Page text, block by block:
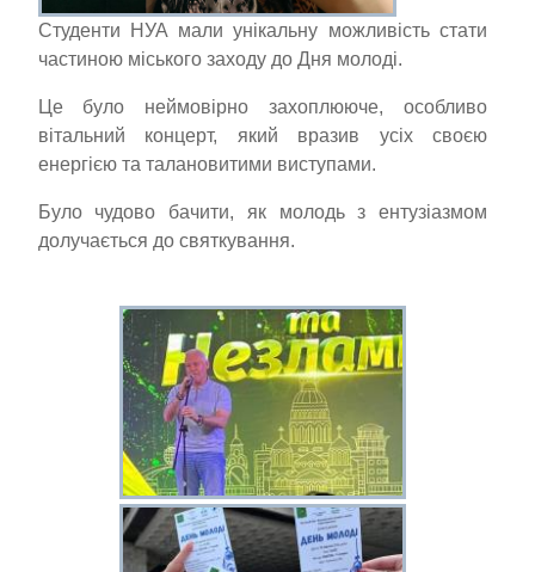
Студенти НУА мали унікальну можливість стати
частиною міського заходу до Дня молоді.
Це було неймовірно захоплююче, особливо
вітальний концерт, який вразив усіх своєю
енергією та талановитими виступами.
Було чудово бачити, як молодь з ентузіазмом
долучається до святкування.